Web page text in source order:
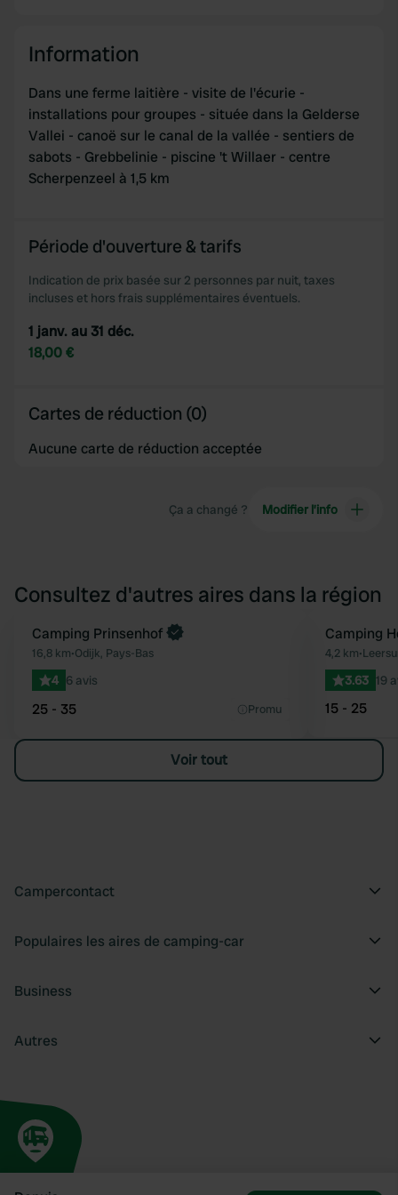
Information
Dans une ferme laitière - visite de l'écurie -
installations pour groupes - située dans la Gelderse
Vallei - canoë sur le canal de la vallée - sentiers de
sabots - Grebbelinie - piscine 't Willaer - centre
Scherpenzeel à 1,5 km
Période d'ouverture & tarifs
Indication de prix basée sur 2 personnes par nuit, taxes
incluses et hors frais supplémentaires éventuels.
1 janv. au 31 déc.
18,00 €
Cartes de réduction (0)
Aucune carte de réduction acceptée
Ça a changé ? Modifier l’info
Consultez d'autres aires dans la région
Préféré
Reserve maintenant
Camping Prinsenhof
16,8 km•Odijk, Pays-Bas
4 6 avis
25 - 35 Promu
Camping
4,2 km•
3.63 19
15 - 25
Voir tout
Campercontact
Populaires les aires de camping-car
Business
Autres